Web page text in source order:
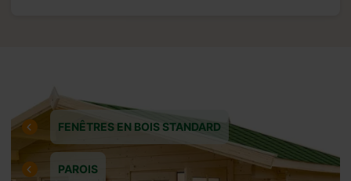
FENÊTRES EN BOIS STANDARD
PAROIS